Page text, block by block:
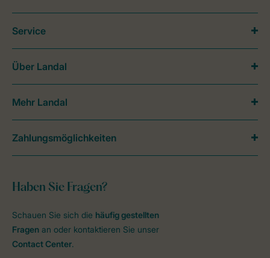
Haben Sie Fragen?
Schauen Sie sich die häufig gestellten
Fragen an oder kontaktieren Sie unser
Contact Center.
Service
Über Landal
Mehr Landal
Zahlungsmöglichkeiten